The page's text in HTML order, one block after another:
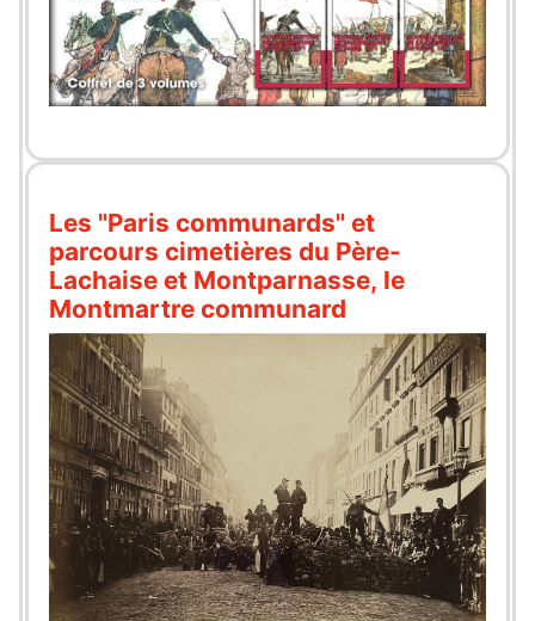
Les "Paris communards" et
parcours cimetières du Père-
Lachaise et Montparnasse, le
Montmartre communard